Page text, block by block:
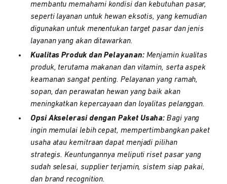
membantu memahami kondisi dan kebutuhan pasar,
seperti layanan untuk hewan eksotis, yang kemudian
digunakan untuk menentukan target pasar dan jenis
layanan yang akan ditawarkan.
Kualitas Produk dan Pelayanan: Menjamin kualitas
produk, terutama makanan dan vitamin, serta aspek
keamanan sangat penting. Pelayanan yang ramah,
sopan, dan perawatan hewan yang baik akan
meningkatkan kepercayaan dan loyalitas pelanggan.
Opsi Akselerasi dengan Paket Usaha: Bagi yang
ingin memulai lebih cepat, mempertimbangkan paket
usaha atau kemitraan dapat menjadi pilihan
strategis. Keuntungannya meliputi riset pasar yang
sudah selesai, supplier terjamin, sistem siap pakai,
dan brand recognition.